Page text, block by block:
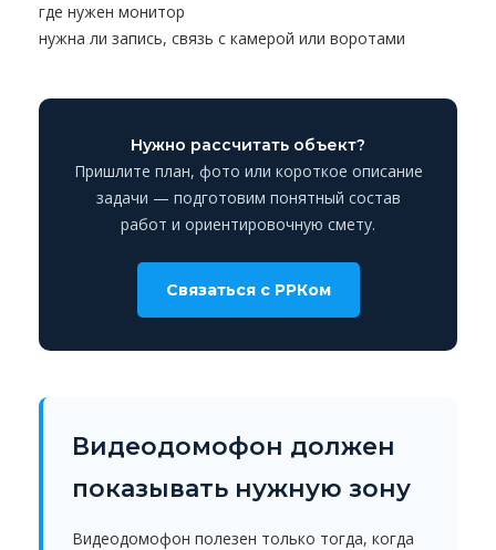
где нужен монитор
нужна ли запись, связь с камерой или воротами
Нужно рассчитать объект?
Пришлите план, фото или короткое описание
задачи — подготовим понятный состав
работ и ориентировочную смету.
Связаться с РРКом
Видеодомофон должен
показывать нужную зону
Видеодомофон полезен только тогда, когда